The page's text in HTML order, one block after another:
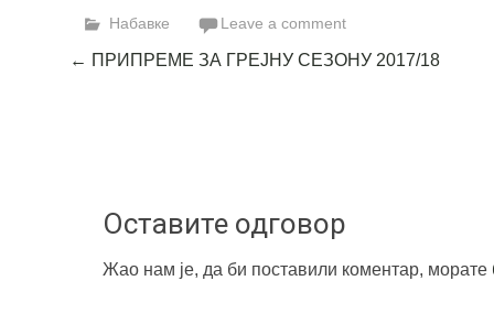
Набавке Leave a comment
Post
← ПРИПРЕМЕ ЗА ГРЕЈНУ СЕЗОНУ 2017/18
Оставите одговор
Жао нам је, да би поставили коментар, морате